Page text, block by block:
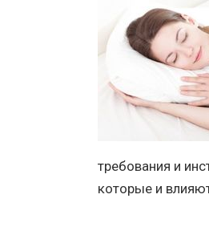
требования и
которые и